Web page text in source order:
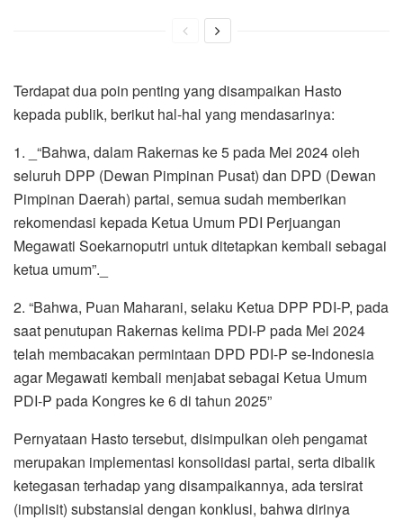
Terdapat dua poin penting yang disampaikan Hasto
kepada publik, berikut hal-hal yang mendasarinya:
1. _“Bahwa, dalam Rakernas ke 5 pada Mei 2024 oleh
seluruh DPP (Dewan Pimpinan Pusat) dan DPD (Dewan
Pimpinan Daerah) partai, semua sudah memberikan
rekomendasi kepada Ketua Umum PDI Perjuangan
Megawati Soekarnoputri untuk ditetapkan kembali sebagai
ketua umum”._
2. “Bahwa, Puan Maharani, selaku Ketua DPP PDI-P, pada
saat penutupan Rakernas kelima PDI-P pada Mei 2024
telah membacakan permintaan DPD PDI-P se-Indonesia
agar Megawati kembali menjabat sebagai Ketua Umum
PDI-P pada Kongres ke 6 di tahun 2025”
Pernyataan Hasto tersebut, disimpulkan oleh pengamat
merupakan implementasi konsolidasi partai, serta dibalik
ketegasan terhadap yang disampaikannya, ada tersirat
(implisit) substansial dengan konklusi, bahwa dirinya